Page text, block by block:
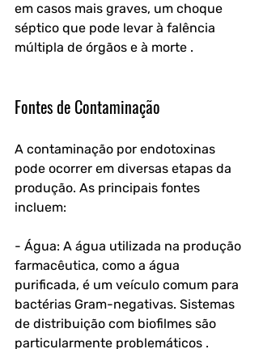
em casos mais graves, um choque
séptico que pode levar à falência
múltipla de órgãos e à morte .
Fontes de Contaminação
A contaminação por endotoxinas
pode ocorrer em diversas etapas da
produção. As principais fontes
incluem:
- Água: A água utilizada na produção
farmacêutica, como a água
purificada, é um veículo comum para
bactérias Gram-negativas. Sistemas
de distribuição com biofilmes são
particularmente problemáticos .